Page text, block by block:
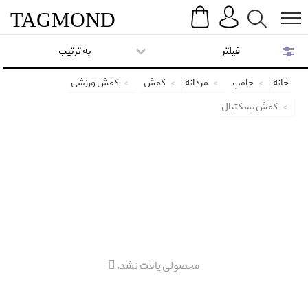
Search
TAGMOND
به ترتیب
خانه جامپ مردانه کفش
کفش ورزشی
کفش بسکتبال
محصولی یافت نشد.
فیلتر